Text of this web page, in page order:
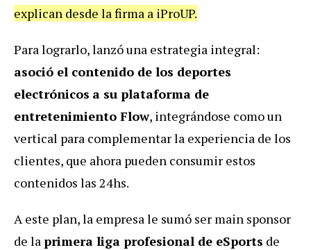
explican desde la firma a iProUP.
Para lograrlo, lanzó una estrategia integral:
asoció el contenido de los deportes
electrónicos a su plataforma de
entretenimiento Flow, integrándose como un
vertical para complementar la experiencia de los
clientes, que ahora pueden consumir estos
contenidos las 24hs.
A este plan, la empresa le sumó ser main sponsor
de laprimera liga profesional de eSports de